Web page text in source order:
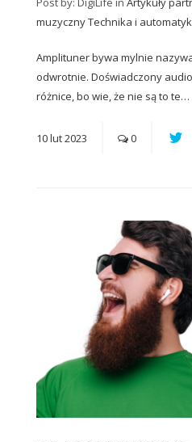
muzycznyTechnika i
Amplituner bywa mylnie
odwrotnie. Doświadczony
różnice, bo wie, że nie są to te…
10lut2023 0